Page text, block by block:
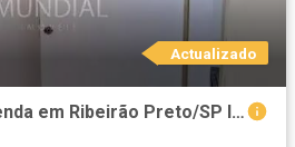
Actualizado
Apartamento para Venda em Ribeirão Preto/SP Ipiranga 2 Quartos